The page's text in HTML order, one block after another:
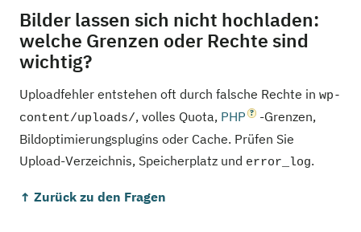
Bilder lassen sich nicht hochladen:
welche Grenzen oder Rechte sind
wichtig?
Uploadfehler entstehen oft durch falsche Rechte in wp-
content/uploads/, volles Quota, PHP
-Grenzen,
Bildoptimierungsplugins oder Cache. Prüfen Sie
Upload-Verzeichnis, Speicherplatz und error_log.
↑ Zurück zu den Fragen